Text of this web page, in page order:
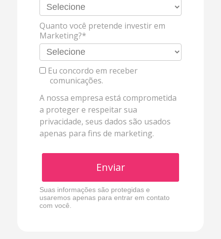
Quanto você pretende investir em
Marketing?*
Eu concordo em receber
comunicações.
A nossa empresa está comprometida
a proteger e respeitar sua
privacidade, seus dados são usados
apenas para fins de marketing.
Enviar
Suas informações são protegidas e
usaremos apenas para entrar em contato
com você.